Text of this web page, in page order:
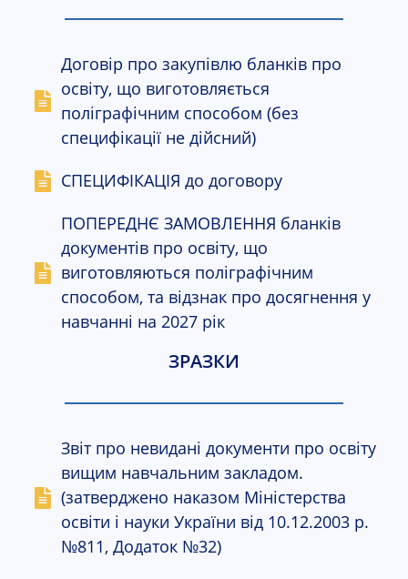
р
и
Договір про закупівлю бланків про
освіту, що виготовляється
поліграфічним способом (без
специфікації не дійсний)
СПЕЦИФІКАЦІЯ до договору
ПОПЕРЕДНЄ ЗАМОВЛЕННЯ бланків
документів про освіту, що
виготовляються поліграфічним
способом, та відзнак про досягнення у
навчанні на 2027 рік
ЗРАЗКИ
Звіт про невидані документи про освіту
вищим навчальним закладом.
(затверджено наказом Міністерства
освіти і науки України від 10.12.2003 р.
№811, Додаток №32)